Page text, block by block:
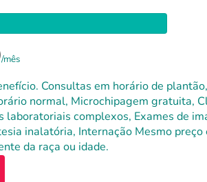
/mês
Consultas em horário de
normal, Microchipagem gratuita,
laboratoriais complexos, Exames de
inalatória, Internação Mesmo
da raça ou idade.